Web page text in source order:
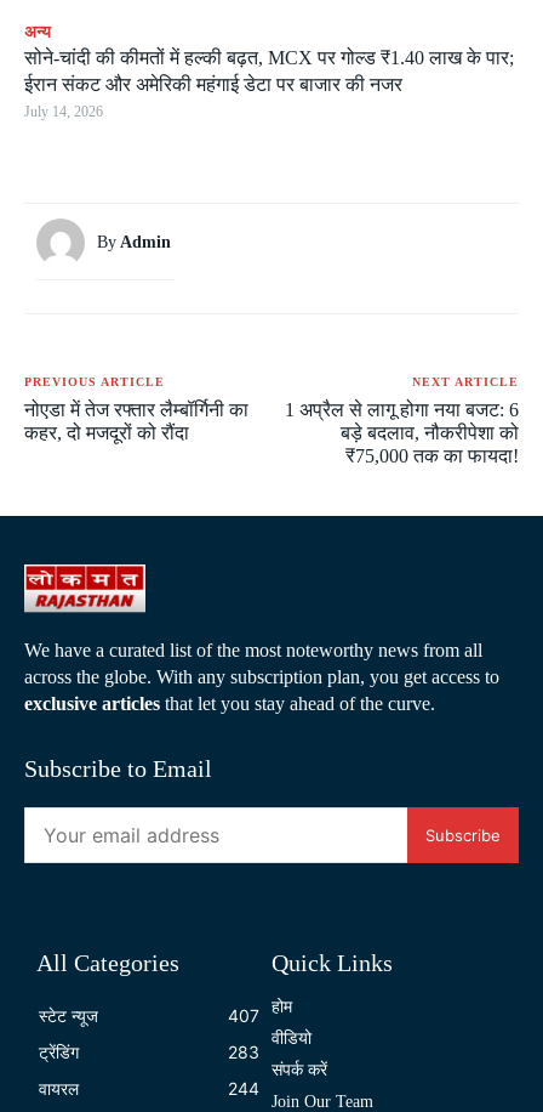
अन्य
सोने-चांदी की कीमतों में हल्की बढ़त, MCX पर गोल्ड ₹1.40 लाख के पार;
ईरान संकट और अमेरिकी महंगाई डेटा पर बाजार की नजर
July 14, 2026
By Admin
PREVIOUS ARTICLE
नोएडा में तेज रफ्तार लैम्बॉर्गिनी का
कहर, दो मजदूरों को रौंदा
NEXT ARTICLE
1 अप्रैल से लागू होगा नया बजट: 6
बड़े बदलाव, नौकरीपेशा को
₹75,000 तक का फायदा!
We have a curated list of the most noteworthy news from all
across the globe. With any subscription plan, you get access to
exclusive articles that let you stay ahead of the curve.
Subscribe to Email
Subscribe
All Categories
स्टेट न्यूज
407
ट्रेंडिंग
283
वायरल
244
Quick Links
होम
वीडियो
संपर्क करें
Join Our Team